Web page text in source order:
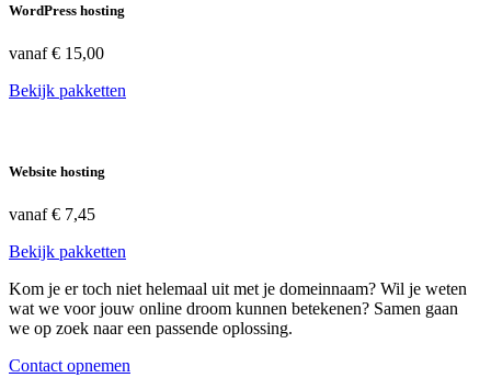
WordPress hosting
vanaf€ 15,00
Bekijk pakketten
Website hosting
vanaf€ 7,45
Bekijk pakketten
Kom je er toch niet helemaal uit met je domeinnaam? Wil je weten
wat we voor jouw online droom kunnen betekenen? Samen gaan
we op zoek naar een passende oplossing.
Contact opnemen